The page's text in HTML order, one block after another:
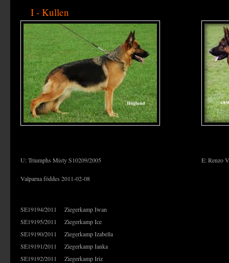
I - Kullen
U: Triumphs Misty S10209/2005
Valparna föddes 2011-02-08
SE19194/2011 Ziegerkamp Iwan
SE19195/2011 Ziegerkamp Ice
SE19190/2011 Ziegerkamp Izabella
SE19191/2011 Ziegerkamp Ianka
SE19192/2011 Ziegerkamp Iriz
E: Renzo